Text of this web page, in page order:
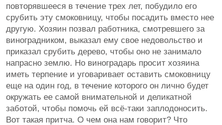
повторявшееся в течение трех лет, побудило его
срубить эту смоковницу, чтобы посадить вместо нее
другую. Хозяин позвал работника, смотревшего за
виноградником, выказал ему свое недовольство и
приказал срубить дерево, чтобы оно не занимало
напрасно землю. Но виноградарь просит хозяина
иметь терпение и уговаривает оставить смоковницу
еще на один год, в течение которого он лично будет
окружать ее самой внимательной и деликатной
заботой, чтобы помочь ей всё-таки заплодоносить.
Вот такая притча. О чем она нам говорит? Что